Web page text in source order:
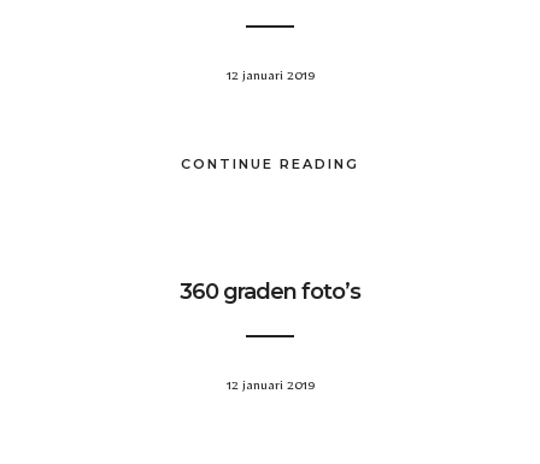
12 januari 2019
CONTINUE READING
360 graden foto’s
12 januari 2019